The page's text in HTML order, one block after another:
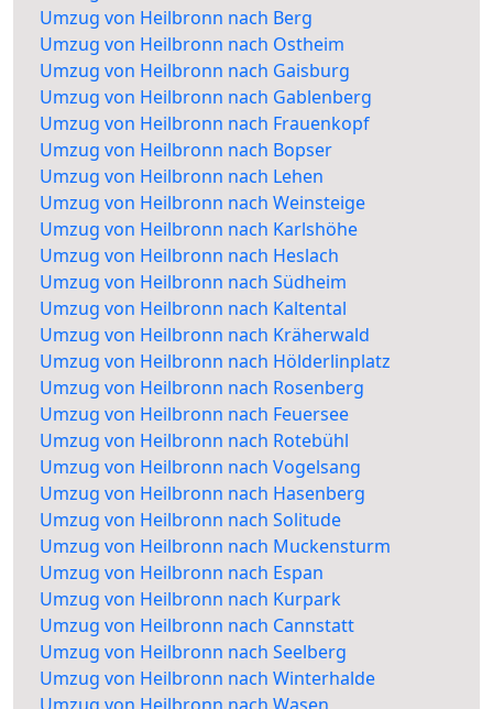
Umzug von Heilbronn nach Berg
Umzug von Heilbronn nach Ostheim
Umzug von Heilbronn nach Gaisburg
Umzug von Heilbronn nach Gablenberg
Umzug von Heilbronn nach Frauenkopf
Umzug von Heilbronn nach Bopser
Umzug von Heilbronn nach Lehen
Umzug von Heilbronn nach Weinsteige
Umzug von Heilbronn nach Karlshöhe
Umzug von Heilbronn nach Heslach
Umzug von Heilbronn nach Südheim
Umzug von Heilbronn nach Kaltental
Umzug von Heilbronn nach Kräherwald
Umzug von Heilbronn nach Hölderlinplatz
Umzug von Heilbronn nach Rosenberg
Umzug von Heilbronn nach Feuersee
Umzug von Heilbronn nach Rotebühl
Umzug von Heilbronn nach Vogelsang
Umzug von Heilbronn nach Hasenberg
Umzug von Heilbronn nach Solitude
Umzug von Heilbronn nach Muckensturm
Umzug von Heilbronn nach Espan
Umzug von Heilbronn nach Kurpark
Umzug von Heilbronn nach Cannstatt
Umzug von Heilbronn nach Seelberg
Umzug von Heilbronn nach Winterhalde